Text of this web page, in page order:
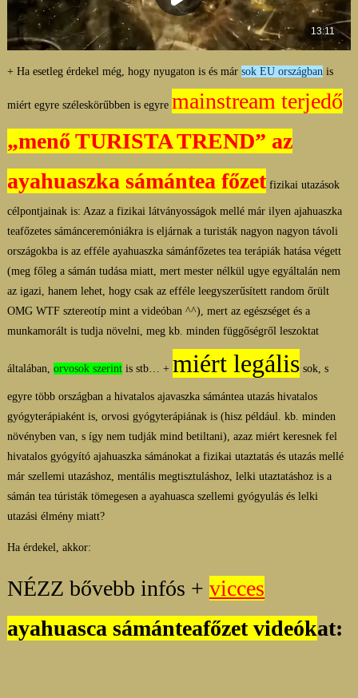
+ Ha esetleg érdekel még, hogy nyugaton is és már sok EU országban is
miért egyre széleskörűbben is egyre mainstream terjedő
„menő TURISTA TREND” az
ayahuaszka sámántea főzetfizikai utazások
célpontjainak is: Azaz a fizikai látványosságok mellé már ilyen ajahuaszka
teafőzetes sámánceremóniákra is eljárnak a turisták nagyon nagyon távoli
országokba is az efféle ayahuaszka sámánfőzetes tea terápiák hatása végett
(meg főleg a sámán tudása miatt, mert mester nélkül ugye egyáltalán nem
az igazi, hanem lehet, hogy csak az efféle leegyszerűsített random őrült
OMG WTF sztereotíp mint a videóban ^^), mert az egészséget és a
munkamorált is tudja növelni, meg kb. minden függőségről leszoktat
általában, orvosok szerint is stb… + miért legális sok, s
egyre több országban a hivatalos ajavaszka sámántea utazás hivatalos
gyógyterápiaként is, orvosi gyógyterápiának is (hisz például. kb. minden
növényben van, s így nem tudják mind betiltani), azaz miért keresnek fel
hivatalos gyógyító ajahuaszka sámánokat a fizikai utaztatás és utazás mellé
már szellemi utazáshoz, mentális megtisztuláshoz, lelki utaztatáshoz is a
sámán tea túristák tömegesen a ayahuasca szellemi gyógyulás és lelki
utazási élmény miatt?
Ha érdekel, akkor:
NÉZZ bővebb infós + vicces
ayahuasca sámánteafőzet videókat: